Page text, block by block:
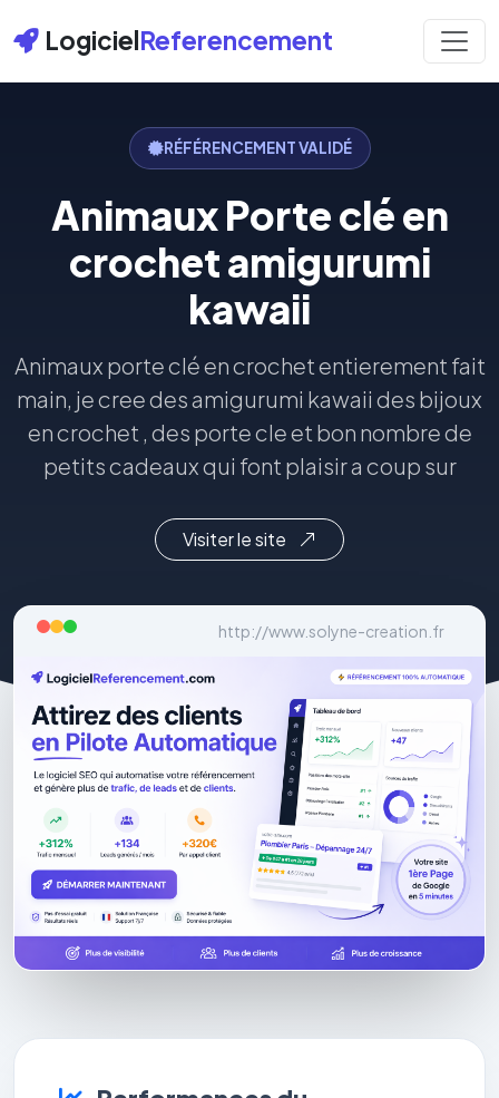
LogicielReferencement
RÉFÉRENCEMENT VALIDÉ
Animaux Porte clé en
crochet amigurumi
kawaii
Animaux porte clé en crochet entierement fait
main, je cree des amigurumi kawaii des bijoux
en crochet , des porte cle et bon nombre de
petits cadeaux qui font plaisir a coup sur
Visiter le site
http://www.solyne-creation.fr